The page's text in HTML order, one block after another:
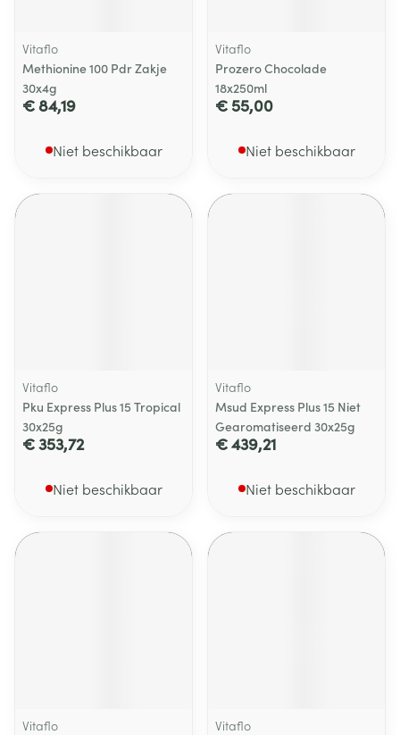
Vitaflo
Methionine 100 Pdr Zakje
30x4g
€ 84,19
Niet beschikbaar
Vitaflo
Prozero Chocolade
18x250ml
€ 55,00
Niet beschikbaar
Vitaflo
Pku Express Plus 15 Tropical
30x25g
€ 353,72
Niet beschikbaar
Vitaflo
Msud Express Plus 15 Niet
Gearomatiseerd 30x25g
€ 439,21
Niet beschikbaar
Vitaflo
Vitaflo